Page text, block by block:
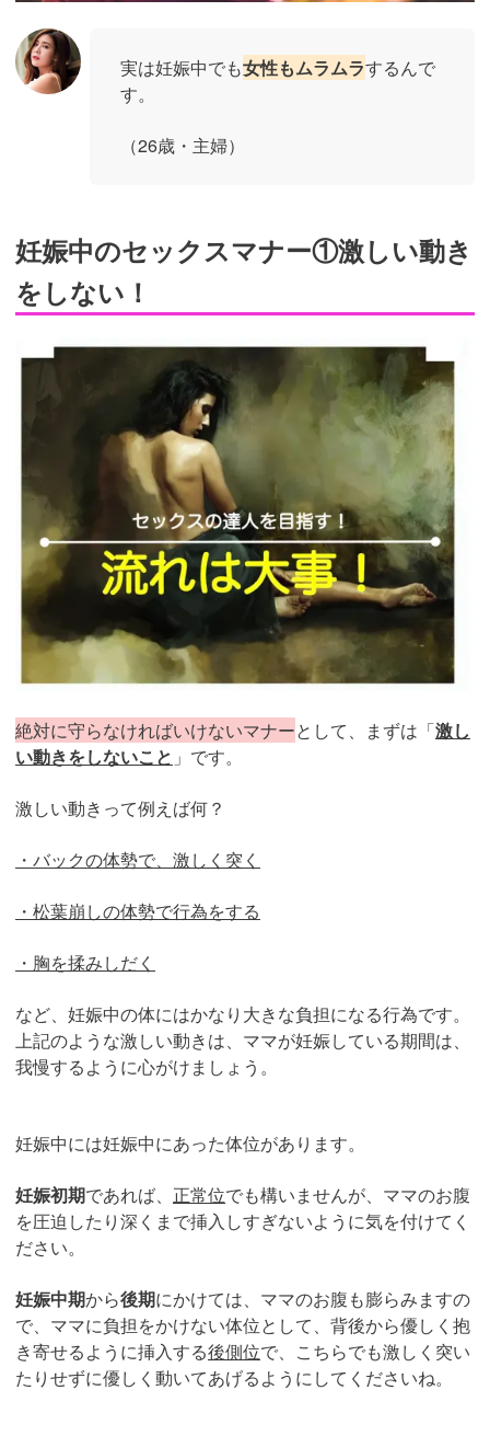
実は妊娠中でも女性もムラムラするんで
す。
（26歳・主婦）
妊娠中のセックスマナー①激しい動き
をしない！
絶対に守らなければいけないマナーとして、まずは「激し
い動きをしないこと 」です。
激しい動きって例えば何？
・バックの体勢で、激しく突く
・松葉崩しの体勢で行為をする
・胸を揉みしだく
など、妊娠中の体にはかなり大きな負担になる行為です。
上記のような激しい動きは、ママが妊娠している期間は、
我慢するように心がけましょう。
妊娠中には妊娠中にあった体位があります。
妊娠初期であれば、 正常位でも構いませんが、ママのお腹
を圧迫したり深くまで挿入しすぎないように気を付けてく
ださい。
妊娠中期から後期にかけては、ママのお腹も膨らみますの
で、ママに負担をかけない体位として、背後から優しく抱
き寄せるように挿入する後側位で、こちらでも激しく突い
たりせずに優しく動いてあげるようにしてくださいね。